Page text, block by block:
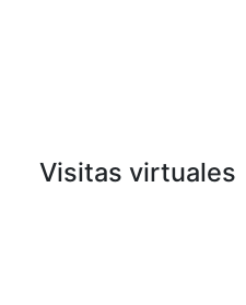
Visitas virtuales